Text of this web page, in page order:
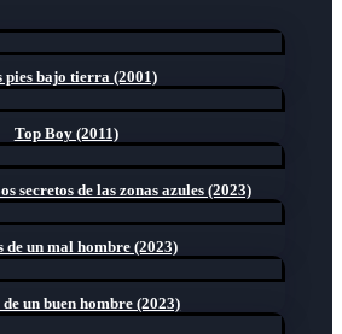
pies bajo tierra (2001)
Top Boy (2011)
secretos de las zonas azules (2023)
de un mal hombre (2023)
de un buen hombre (2023)